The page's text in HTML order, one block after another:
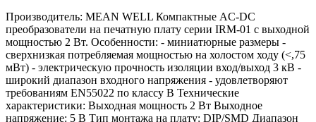
Производитель: MEAN WELL Компактные AC-DC
преобразователи на печатную плату серии IRM-01 с выходной
мощностью 2 Вт. Особенности: - миниатюрные размеры -
сверхнизкая потребляемая мощностью на холостом ходу (<,75
мВт) - электрическую прочность изоляции вход/выход 3 кВ -
широкий диапазон входного напряжения - удовлетворяют
требованиям EN55022 по классу В Технические
характеристики: Выходная мощность 2 Вт Выходное
напряжение: 5 В Тип монтажа на плату: DIP/SMD Диапазон